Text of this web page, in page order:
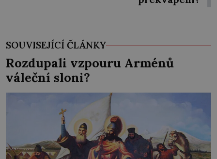
SOUVISEJÍCÍ ČLÁNKY
Rozdupali vzpouru Arménů
váleční sloni?